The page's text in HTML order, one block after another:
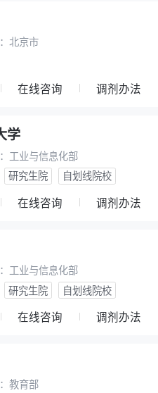
北京市
在线咨询 调剂办法
学
工业与信息化部
研究生院 自划线院校
在线咨询 调剂办法
工业与信息化部
研究生院 自划线院校
在线咨询 调剂办法
教育部